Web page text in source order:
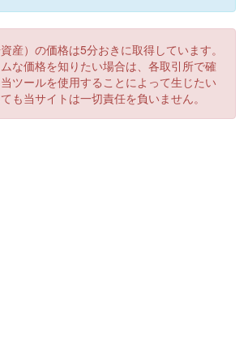
産）の価格は5分おきに取得しています。
な価格を知りたい場合は、各取引所で確
ツールを使用することによって生じたい
も当サイトは一切責任を負いません。